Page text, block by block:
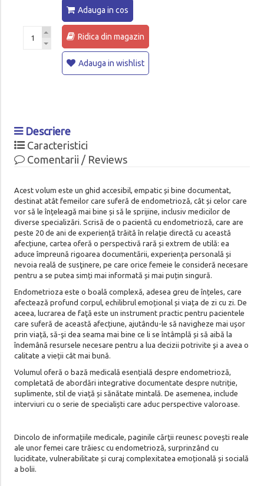
Adauga in cos
Ridica din magazin
Adauga in wishlist
Descriere
Caracteristici
Comentarii / Reviews
Acest volum este un ghid accesibil, empatic și bine documentat,
destinat atât femeilor care suferă de endometrioză, cât și celor care
vor să le înțeleagă mai bine și să le sprijine, inclusiv medicilor de
diverse specializări. Scrisă de o pacientă cu endometrioză, care are
peste 20 de ani de experiență trăită în relație directă cu această
afecțiune, cartea oferă o perspectivă rară și extrem de utilă: ea
aduce împreună rigoarea documentării, experiența personală și
nevoia reală de susţinere, pe care orice femeie le consideră necesare
pentru a se putea simți mai informată și mai puțin singură.
Endometrioza este o boală complexă, adesea greu de înțeles, care
afectează profund corpul, echilibrul emoțional și viața de zi cu zi. De
aceea, lucrarea de faţă este un instrument practic pentru pacientele
care suferă de această afecțiune, ajutându-le să navigheze mai ușor
prin viață, să-şi dea seama mai bine ce li se întâmplă și să aibă la
îndemână resursele necesare pentru a lua decizii potrivite şi a avea o
calitate a vieții cât mai bună.
Volumul oferă o bază medicală esențială despre endometrioză,
completată de abordări integrative documentate despre nutriție,
suplimente, stil de viață și sănătate mintală. De asemenea, include
interviuri cu o serie de specialiști care aduc perspective valoroase.
Dincolo de informațiile medicale, paginile cărţii reunesc povești reale
ale unor femei care trăiesc cu endometrioză, surprinzând cu
luciditate, vulnerabilitate și curaj complexitatea emoțională și socială
a bolii.